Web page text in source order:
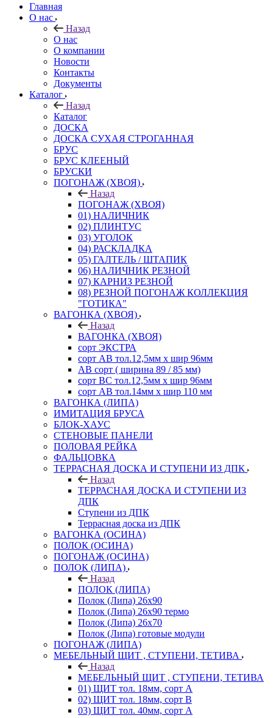
Главная
О нас
Назад
О нас
О компании
Новости
Контакты
Документы
Каталог
Назад
Каталог
ДОСКА
ДОСКА СУХАЯ СТРОГАННАЯ
БРУС
БРУС КЛЕЕНЫЙ
БРУСКИ
ПОГОНАЖ (ХВОЯ)
Назад
ПОГОНАЖ (ХВОЯ)
01) НАЛИЧНИК
02) ПЛИНТУС
03) УГОЛОК
04) РАСКЛАДКА
05) ГАЛТЕЛЬ / ШТАПИК
06) НАЛИЧНИК РЕЗНОЙ
07) КАРНИЗ РЕЗНОЙ
08) РЕЗНОЙ ПОГОНАЖ КОЛЛЕКЦИЯ
"ГОТИКА"
ВАГОНКА (ХВОЯ)
Назад
ВАГОНКА (ХВОЯ)
сорт ЭКСТРА
сорт АВ тол.12,5мм х шир 96мм
АВ сорт ( ширина 89 / 85 мм)
сорт ВС тол.12,5мм х шир 96мм
сорт АВ тол.14мм х шир 110 мм
ВАГОНКА (ЛИПА)
ИМИТАЦИЯ БРУСА
БЛОК-ХАУС
СТЕНОВЫЕ ПАНЕЛИ
ПОЛОВАЯ РЕЙКА
ФАЛЬЦОВКА
ТЕРРАСНАЯ ДОСКА И СТУПЕНИ ИЗ ДПК
Назад
ТЕРРАСНАЯ ДОСКА И СТУПЕНИ ИЗ
ДПК
Ступени из ДПК
Террасная доска из ДПК
ВАГОНКА (ОСИНА)
ПОЛОК (ОСИНА)
ПОГОНАЖ (ОСИНА)
ПОЛОК (ЛИПА)
Назад
ПОЛОК (ЛИПА)
Полок (Липа) 26х90
Полок (Липа) 26х90 термо
Полок (Липа) 26х70
Полок (Липа) готовые модули
ПОГОНАЖ (ЛИПА)
МЕБЕЛЬНЫЙ ЩИТ , СТУПЕНИ, ТЕТИВА
Назад
МЕБЕЛЬНЫЙ ЩИТ , СТУПЕНИ, ТЕТИВА
01) ЩИТ тол. 18мм, сорт А
02) ЩИТ тол. 18мм, сорт В
03) ЩИТ тол. 40мм, сорт А